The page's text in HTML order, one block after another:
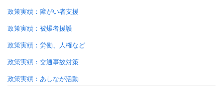
政策実績：障がい者支援
政策実績：被爆者援護
政策実績：労働、人権など
政策実績：交通事故対策
政策実績：あしなが活動